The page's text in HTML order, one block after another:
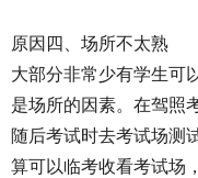
原因四、场所不太熟
大部分非常少有学生可
是场所的因素。在驾照
随后考试时去考试场测
算可以临考收看考试场